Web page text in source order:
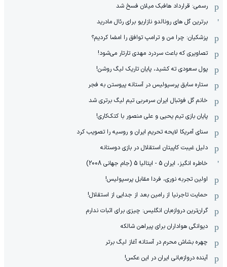
رسمی: قرارداد هافبک میلان فسخ شد
برترین گل های رونالدو نازاریو برای رئال مادرید
پزشکیان: چرا من و ترامپ توافق را امضا کردیم؟
تصاویری که باعث سردرد مهدی تارتار می‌شود!
پول سعودی ته کشید، پایان تاریک لیگ روشن!
ستاره سابق پرسپولیس در آستانه پیوستن به فجر
خانم گل فوتبال ایران سرمربی تیم لیگ برتری شد
پایان بازی تیم یحیی و علی منصور با کتک‌کاری!
سنای آمریکا لایحه تحریم ایران و روسیه را تصویب کرد
دلیل غیبت کاپیتان استقلال در بازی دوستانه
خاطره انگیز، ایران 5 - ایتالیا 5 (جام جهانی 2008)
اولین تجربه نوری، فردا مقابل پرسپولیس!
حمایت تاجرنیا از رامین بعد از جدایی از استقلال!
گران‌ترین دروازه‌بان انگلیس: چیزی برای اثبات ندارم
دیوانگی هواداران برای پیراهن شالکه
چهره بشاش محرم در آستانه آغاز لیگ برتر
آینده دروازه‌بانی ایران در این عکس!